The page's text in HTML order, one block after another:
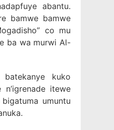
abantu.
bamwe bamwe
co mu
ba wa murwi Al-
kuko
n’igrenade itewe
umuntu